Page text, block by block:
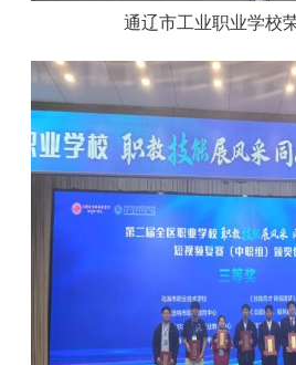
通辽市工业职业学校